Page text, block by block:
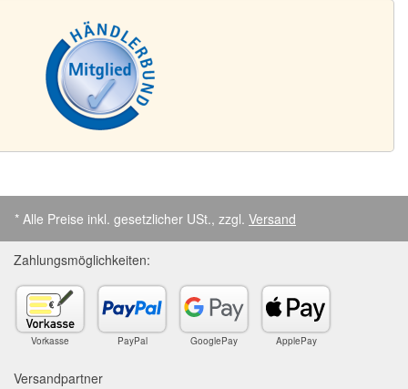
* Alle Preise inkl. gesetzlicher USt., zzgl. Versand
Zahlungsmöglichkeiten:
Vorkasse PayPal GooglePay ApplePay
Versandpartner